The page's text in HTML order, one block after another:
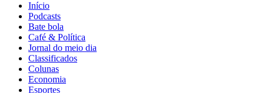
Início
Podcasts
Bate bola
Café & Política
Jornal do meio dia
Classificados
Colunas
Economia
Esportes